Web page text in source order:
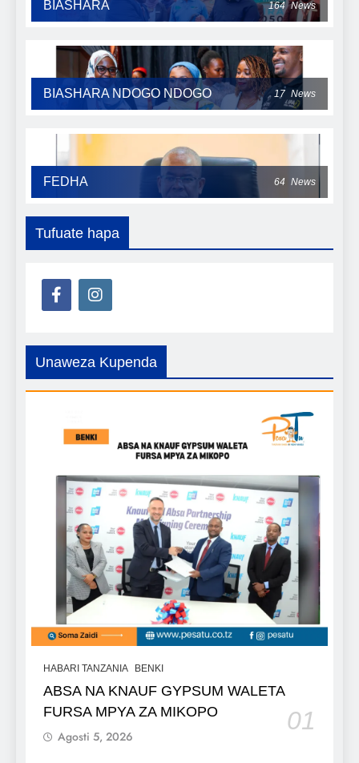
BIASHARA 164 News
BIASHARA NDOGO NDOGO 17 News
FEDHA 64 News
Tufuate hapa
Unaweza Kupenda
HABARI TANZANIA BENKI
ABSA NA KNAUF GYPSUM WALETA
FURSA MPYA ZA MIKOPO
01
Agosti 5, 2026